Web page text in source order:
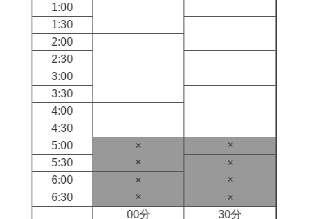
1:00
1:30
2:00
2:30
3:00
3:30
4:00
4:30
5:00
×
×
5:30
×
×
6:00
×
×
6:30
×
×
00分
30分